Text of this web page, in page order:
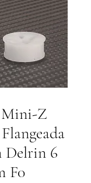
Mini-Z
Delrin 6
F0